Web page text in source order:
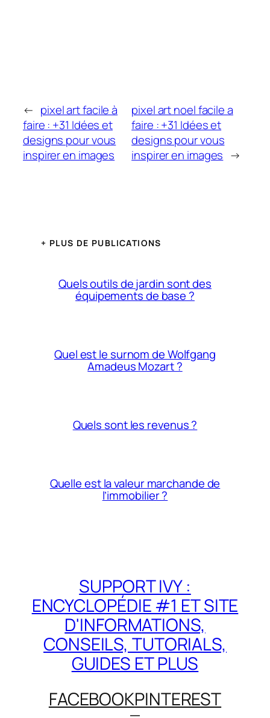
← pixel art facile à
faire : +31 Idées et
designs pour vous
inspirer en images
pixel art noel facile a
faire : +31 Idées et
designs pour vous
inspirer en images →
+ PLUS DE PUBLICATIONS
Quels outils de jardin sont des
équipements de base ?
Quel est le surnom de Wolfgang
Amadeus Mozart ?
Quels sont les revenus ?
Quelle est la valeur marchande de
l’immobilier ?
SUPPORT IVY :
ENCYCLOPÉDIE #1 ET SITE
D'INFORMATIONS,
CONSEILS, TUTORIALS,
GUIDES ET PLUS
FACEBOOKPINTEREST